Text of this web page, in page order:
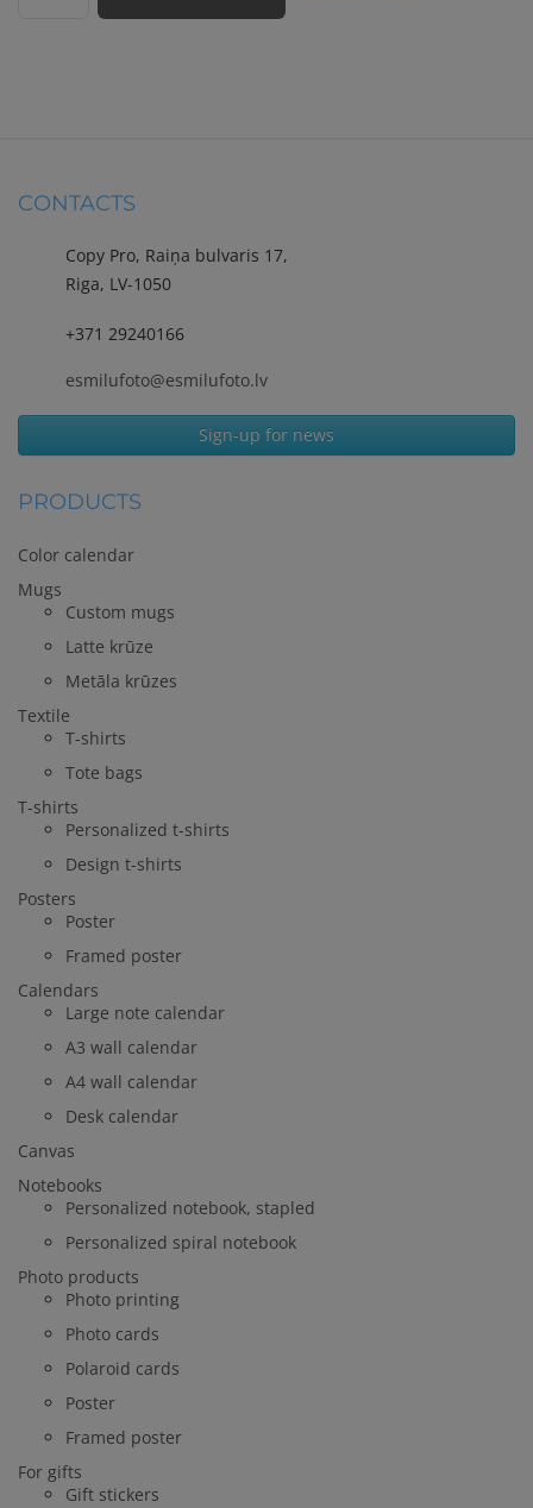
CONTACTS
Copy Pro, Raiņa bulvaris 17,
Riga, LV-1050
+371 29240166
esmilufoto@esmilufoto.lv
Sign-up for news
PRODUCTS
Color calendar
Mugs
Custom mugs
Latte krūze
Metāla krūzes
Textile
T-shirts
Tote bags
T-shirts
Personalized t-shirts
Design t-shirts
Posters
Poster
Framed poster
Calendars
Large note calendar
A3 wall calendar
A4 wall calendar
Desk calendar
Canvas
Notebooks
Personalized notebook, stapled
Personalized spiral notebook
Photo products
Photo printing
Photo cards
Polaroid cards
Poster
Framed poster
For gifts
Gift stickers